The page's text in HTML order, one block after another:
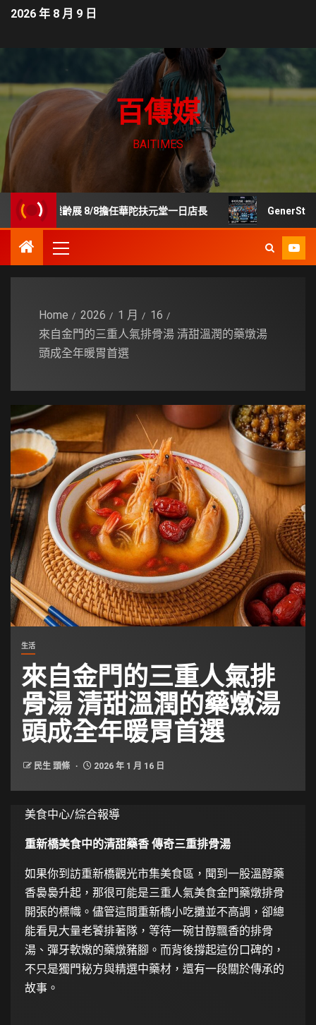
2026 年 8 月 9 日
百傳媒
BAITIMES
樂齡展 8/8擔任華陀扶元堂一日店長 GenerStand 擬推
Home 2026 1 月
16
來自金門的三重人氣排骨湯 清甜溫潤的藥燉湯
頭成全年暖胃首選
生活
來自金門的三重人氣排
骨湯 清甜溫潤的藥燉湯
頭成全年暖胃首選
民生 頭條 2026 年 1 月 16 日
美食中心/綜合報導
重新橋美食中的清甜藥香 傳奇三重排骨湯
如果你到訪重新橋觀光市集美食區，聞到一股溫醇藥
香裊裊升起，那很可能是三重人氣美食金門藥燉排骨
開張的標幟。儘管這間重新橋小吃攤並不高調，卻總
能看見大量老饕排著隊，等待一碗甘醇飄香的排骨
湯、彈牙軟嫩的藥燉豬腳。而背後撐起這份口碑的，
不只是獨門秘方與精選中藥材，還有一段關於傳承的
故事。